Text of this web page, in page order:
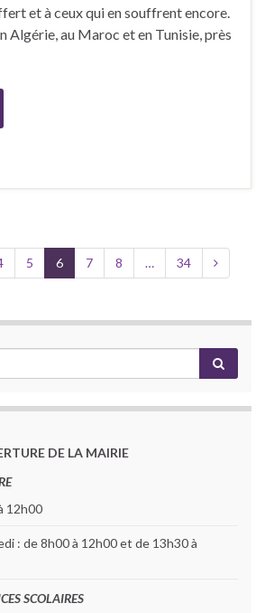
et à ceux qui en souffrent encore.
Algérie, au Maroc et en Tunisie, près
5 6 7 8 … 34
DE LA MAIRIE
12h00
: de 8h00 à 12h00 et de 13h30 à
SCOLAIRES